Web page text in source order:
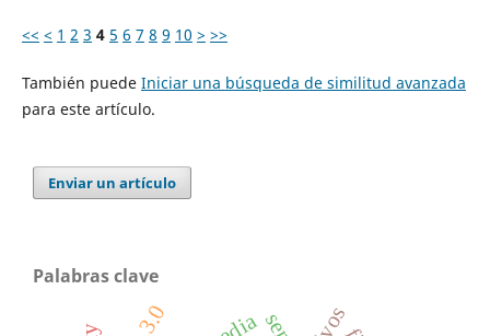
<< < 1 2 3 4 5 6 7 8 9 10 > >>
También puede Iniciar una búsqueda de similitud avanzada
para este artículo.
Enviar un artículo
Palabras clave